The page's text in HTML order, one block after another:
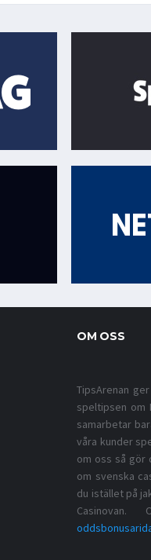
OM OSS
TipsArenan
speltipsen om
samarbetar
våra kunder
om oss så gör
om svenska
du istället på